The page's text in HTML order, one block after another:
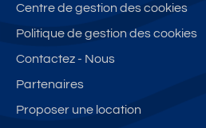
Centre de gestion des cookies
Politique de gestion des cookies
Contactez - Nous
Partenaires
Proposer une location